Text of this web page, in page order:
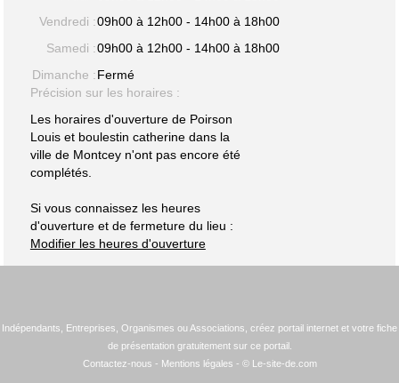
Vendredi :09h00 à 12h00 - 14h00 à 18h00
Samedi :09h00 à 12h00 - 14h00 à 18h00
Dimanche :Fermé
Précision sur les horaires :
Les horaires d'ouverture de Poirson
Louis et boulestin catherine dans la
ville de Montcey n'ont pas encore été
complétés.
Si vous connaissez les heures
d'ouverture et de fermeture du lieu :
Modifier les heures d'ouverture
Indépendants, Entreprises, Organismes ou Associations, créez portail internet et votre fiche
de présentation gratuitement sur ce portail.
Contactez-nous - Mentions légales - © Le-site-de.com